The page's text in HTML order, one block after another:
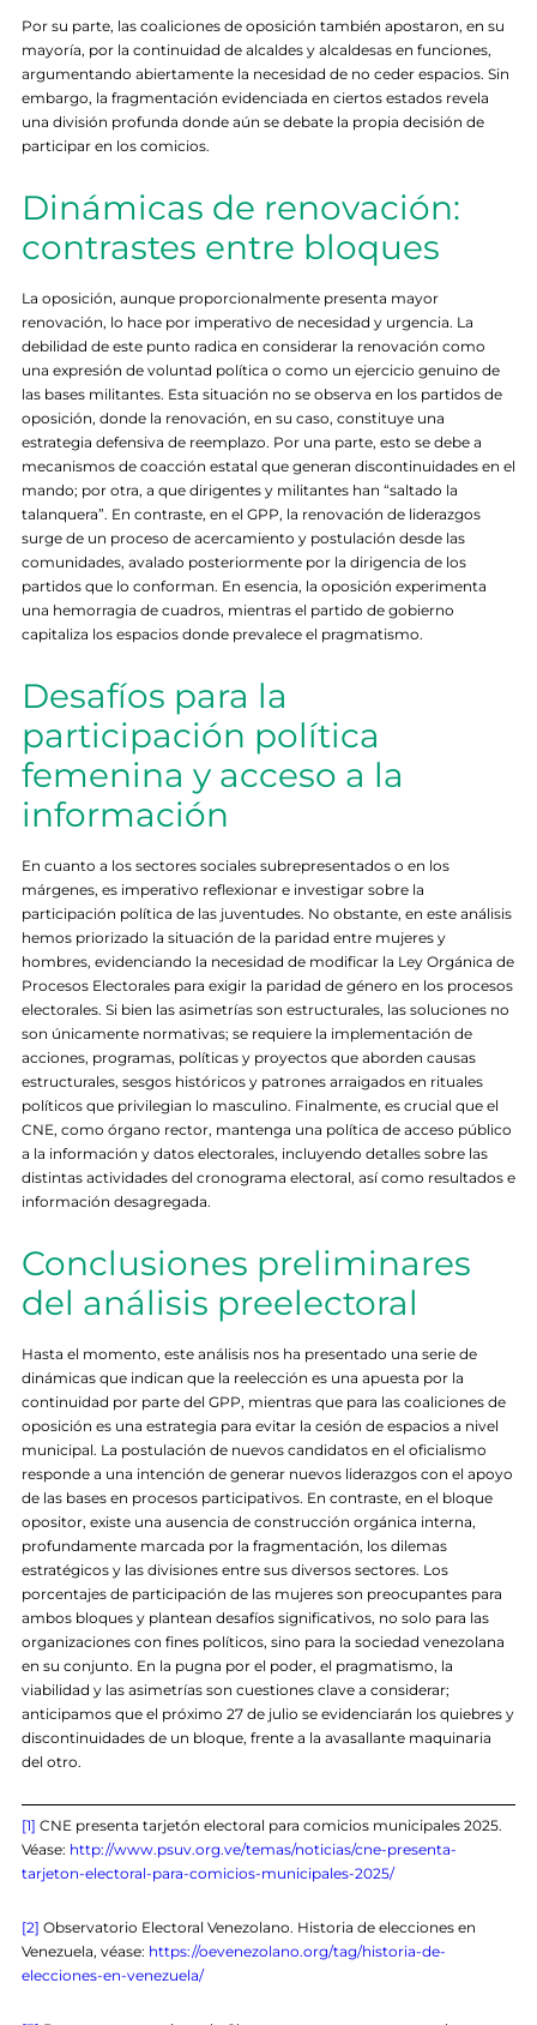
Por su parte, las coaliciones de oposición también apostaron, en su
mayoría, por la continuidad de alcaldes y alcaldesas en funciones,
argumentando abiertamente la necesidad de no ceder espacios. Sin
embargo, la fragmentación evidenciada en ciertos estados revela
una división profunda donde aún se debate la propia decisión de
participar en los comicios.
Dinámicas de renovación:
contrastes entre bloques
La oposición, aunque proporcionalmente presenta mayor
renovación, lo hace por imperativo de necesidad y urgencia. La
debilidad de este punto radica en considerar la renovación como
una expresión de voluntad política o como un ejercicio genuino de
las bases militantes. Esta situación no se observa en los partidos de
oposición, donde la renovación, en su caso, constituye una
estrategia defensiva de reemplazo. Por una parte, esto se debe a
mecanismos de coacción estatal que generan discontinuidades en el
mando; por otra, a que dirigentes y militantes han “saltado la
talanquera”. En contraste, en el GPP, la renovación de liderazgos
surge de un proceso de acercamiento y postulación desde las
comunidades, avalado posteriormente por la dirigencia de los
partidos que lo conforman. En esencia, la oposición experimenta
una hemorragia de cuadros, mientras el partido de gobierno
capitaliza los espacios donde prevalece el pragmatismo.
Desafíos para la
participación política
femenina y acceso a la
información
En cuanto a los sectores sociales subrepresentados o en los
márgenes, es imperativo reflexionar e investigar sobre la
participación política de las juventudes. No obstante, en este análisis
hemos priorizado la situación de la paridad entre mujeres y
hombres, evidenciando la necesidad de modificar la Ley Orgánica de
Procesos Electorales para exigir la paridad de género en los procesos
electorales. Si bien las asimetrías son estructurales, las soluciones no
son únicamente normativas; se requiere la implementación de
acciones, programas, políticas y proyectos que aborden causas
estructurales, sesgos históricos y patrones arraigados en rituales
políticos que privilegian lo masculino. Finalmente, es crucial que el
CNE, como órgano rector, mantenga una política de acceso público
a la información y datos electorales, incluyendo detalles sobre las
distintas actividades del cronograma electoral, así como resultados e
información desagregada.
Conclusiones preliminares
del análisis preelectoral
Hasta el momento, este análisis nos ha presentado una serie de
dinámicas que indican que la reelección es una apuesta por la
continuidad por parte del GPP, mientras que para las coaliciones de
oposición es una estrategia para evitar la cesión de espacios a nivel
municipal. La postulación de nuevos candidatos en el oficialismo
responde a una intención de generar nuevos liderazgos con el apoyo
de las bases en procesos participativos. En contraste, en el bloque
opositor, existe una ausencia de construcción orgánica interna,
profundamente marcada por la fragmentación, los dilemas
estratégicos y las divisiones entre sus diversos sectores. Los
porcentajes de participación de las mujeres son preocupantes para
ambos bloques y plantean desafíos significativos, no solo para las
organizaciones con fines políticos, sino para la sociedad venezolana
en su conjunto. En la pugna por el poder, el pragmatismo, la
viabilidad y las asimetrías son cuestiones clave a considerar;
anticipamos que el próximo 27 de julio se evidenciarán los quiebres y
discontinuidades de un bloque, frente a la avasallante maquinaria
del otro.
[1] CNE presenta tarjetón electoral para comicios municipales 2025.
Véase: http://www.psuv.org.ve/temas/noticias/cne-presenta-
tarjeton-electoral-para-comicios-municipales-2025/
[2] Observatorio Electoral Venezolano. Historia de elecciones en
Venezuela, véase: https://oevenezolano.org/tag/historia-de-
elecciones-en-venezuela/